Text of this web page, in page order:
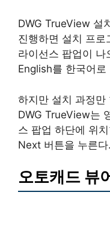
DWG TrueView 설
진행하면 설치 프
라이선스 팝업이
English를 한국어
하지만 설치 과정만
DWG TrueView는
스 팝업 하단에 위
Next 버튼을 누른다.
오토캐드 뷰